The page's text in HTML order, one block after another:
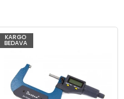
KARGO
BEDAVA